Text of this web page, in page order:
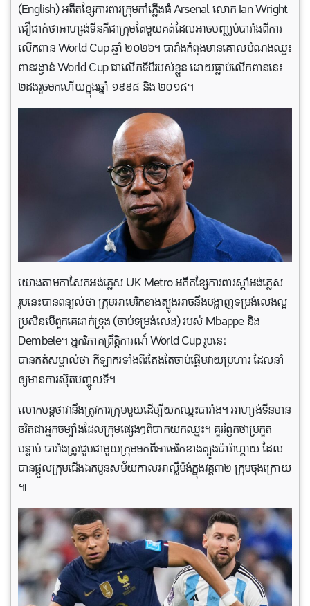
(English) អតីតខ្សែការពារក្រុមកាំភ្លើងធំ Arsenal លោក Ian Wright
ជឿជាក់ថាអាហ្សង់ទីនគឺជាក្រុមតែមួយគត់ដែលអាចបញ្ឈប់បារាំងពីការ
លើកពាន World Cup ឆ្នាំ ២០២៦។ បារាំង​កំពុង​មាន​គោលបំណង​ឈ្នះ​
ពាន​រង្វាន់ World Cup ជា​លើក​ទី​បី​របស់​ខ្លួន ដោយ​ធ្លាប់​លើក​ពាន​នេះ​
២ដង​រួច​មក​ហើយ​ក្នុង​ឆ្នាំ ១៩៩៨ និង ២០១៨។
យោងតាមកាសែតអង់គ្លេស ​​UK Metro អតីតខ្សែការពារស្តាំអង់គ្លេស
រូបនេះបានពន្យល់ថា ក្រុមអាមេរិកខាងត្បូងអាចនឹងបង្ហាញទម្រង់លេងល្អ
ប្រសិនបើពួកគេដាក់ទ្រុង (ចាប់ទម្រង់លេង) របស់ Mbappe និង
Dembele។ អ្នកវិភាគព្រឹត្តិការណ៍ World Cup រូបនេះ
បានកត់សម្គាល់ថា កីឡាករទាំងពីរតែងតែចាប់ផ្តើមវាយប្រហារ ដែលនាំ
ឲ្យមានការស៊ុតបញ្ចូលទី។
លោកបន្តថាវានឹងត្រូវការក្រុមមួយដើម្បីយកឈ្នះបារាំង។ អាហ្សង់ទីនមាន
ចរិតជាអ្នកចម្បាំងដែលក្រុមផ្សេងៗពិបាកយកឈ្នះ។ គួររំឭកថាប្រកួត
បន្ទាប់ បារាំង​ត្រូវជួបជាមួយ​ក្រុម​មកពី​អាមេរិក​ខាងត្បូង​ប៉ារ៉ាហ្គាយ ដែល​
បាន​ផ្តួល​ក្រុម​ជើងឯក​បួន​សម័យកាល​អាល្លឺម៉ង់​ក្នុង​វគ្គ៣២ ក្រុម​ចុងក្រោយ
៕